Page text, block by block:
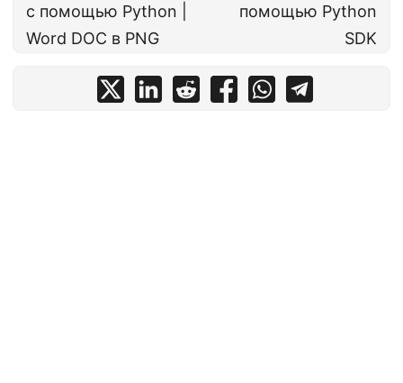
с помощью Python |
Word DOC в PNG
помощью Python
SDK